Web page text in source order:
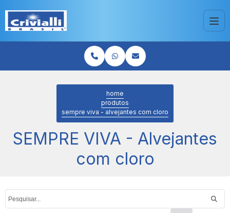
home
produtos
sempre viva - alvejantes com cloro
SEMPRE VIVA - Alvejantes
com cloro